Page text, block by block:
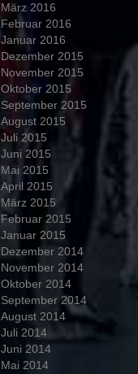
März 2016
Februar 2016
Januar 2016
Dezember 2015
November 2015
Oktober 2015
September 2015
August 2015
Juli 2015
Juni 2015
Mai 2015
April 2015
März 2015
Februar 2015
Januar 2015
Dezember 2014
November 2014
Oktober 2014
September 2014
August 2014
Juli 2014
Juni 2014
Mai 2014